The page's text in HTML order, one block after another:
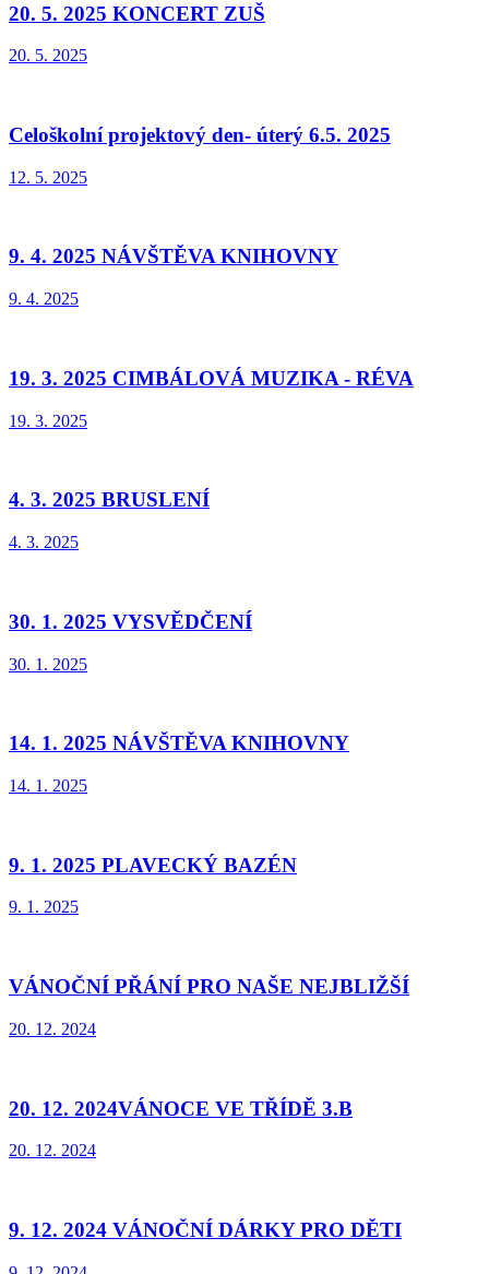
20. 5. 2025 KONCERT ZUŠ
20. 5. 2025
Celoškolní projektový den- úterý 6.5. 2025
12. 5. 2025
9. 4. 2025 NÁVŠTĚVA KNIHOVNY
9. 4. 2025
19. 3. 2025 CIMBÁLOVÁ MUZIKA - RÉVA
19. 3. 2025
4. 3. 2025 BRUSLENÍ
4. 3. 2025
30. 1. 2025 VYSVĚDČENÍ
30. 1. 2025
14. 1. 2025 NÁVŠTĚVA KNIHOVNY
14. 1. 2025
9. 1. 2025 PLAVECKÝ BAZÉN
9. 1. 2025
VÁNOČNÍ PŘÁNÍ PRO NAŠE NEJBLIŽŠÍ
20. 12. 2024
20. 12. 2024VÁNOCE VE TŘÍDĚ 3.B
20. 12. 2024
9. 12. 2024 VÁNOČNÍ DÁRKY PRO DĚTI